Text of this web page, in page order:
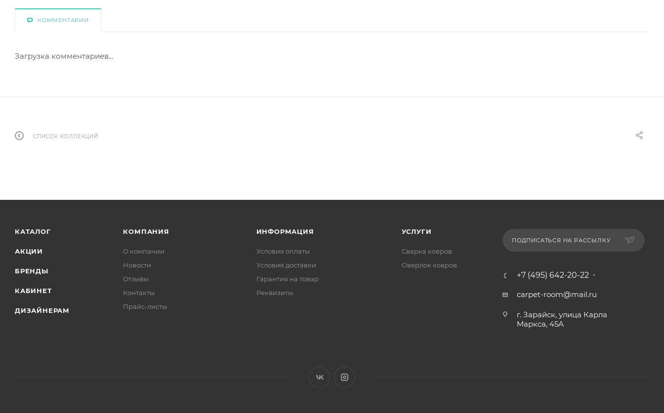
КОММЕНТАРИИ
Загрузка комментариев...
СПИСОК КОЛЛЕКЦИЙ
КАТАЛОГ
АКЦИИ
БРЕНДЫ
КАБИНЕТ
ДИЗАЙНЕРАМ
КОМПАНИЯ
О компании
Новости
Отзывы
Контакты
Прайс-листы
ИНФОРМАЦИЯ
Условия оплаты
Условия доставки
Гарантия на товар
Реквизиты
УСЛУГИ
Сварка ковров
Оверлок ковров
ПОДПИСАТЬСЯ НА РАССЫЛКУ
+7 (495) 642-20-22
carpet-room@mail.ru
г. Зарайск, улица Карла
Маркса, 45А